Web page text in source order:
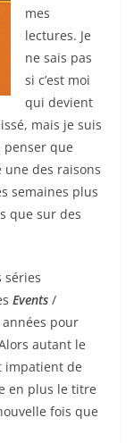
mes
lectures. Je
ne sais pas
si c’est moi
qui devient
mais je suis
penser que
une des raisons
semaines plus
que sur des
séries
Events /
pour
autant le
impatient de
en plus le titre
fois que